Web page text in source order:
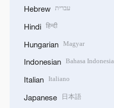
Hebrew עברית
Hindi हिन्दी
Hungarian Magyar
Indonesian Bahasa Indonesia
Italian Italiano
Japanese 日本語